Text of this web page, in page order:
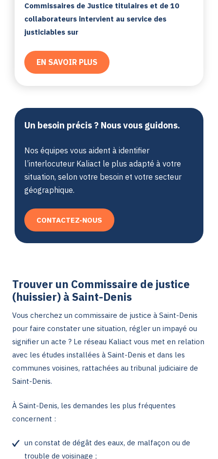
Commissaires de Justice titulaires et de 10
collaborateurs intervient au service des
justiciables sur
EN SAVOIR PLUS
Un besoin précis ? Nous vous guidons.
Nos équipes vous aident à identifier
l’interlocuteur Kaliact le plus adapté à votre
situation, selon votre besoin et votre secteur
géographique.
CONTACTEZ-NOUS
Trouver un Commissaire de justice
(huissier) à Saint-Denis
Vous cherchez un commissaire de justice à Saint-Denis
pour faire constater une situation, régler un impayé ou
signifier un acte ? Le réseau Kaliact vous met en relation
avec les études installées à Saint-Denis et dans les
communes voisines, rattachées au tribunal judiciaire de
Saint-Denis.
À Saint-Denis, les demandes les plus fréquentes
concernent :
un constat de dégât des eaux, de malfaçon ou de
trouble de voisinage ;